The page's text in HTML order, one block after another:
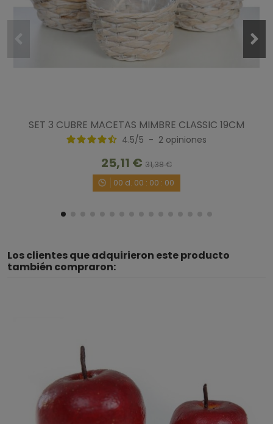
SET 3 CUBRE MACETAS MIMBRE CLASSIC 19CM
4.5/5 - 2 opiniones
25,11 € 31,38 €
00 d. 00 : 00 : 00
Los clientes que adquirieron este producto
también compraron: